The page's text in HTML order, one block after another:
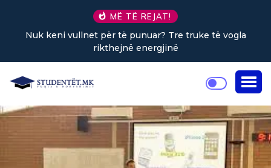
MË TË REJAT!
Nuk keni vullnet për të punuar? Tre truke të vogla
rikthejnë energjinë